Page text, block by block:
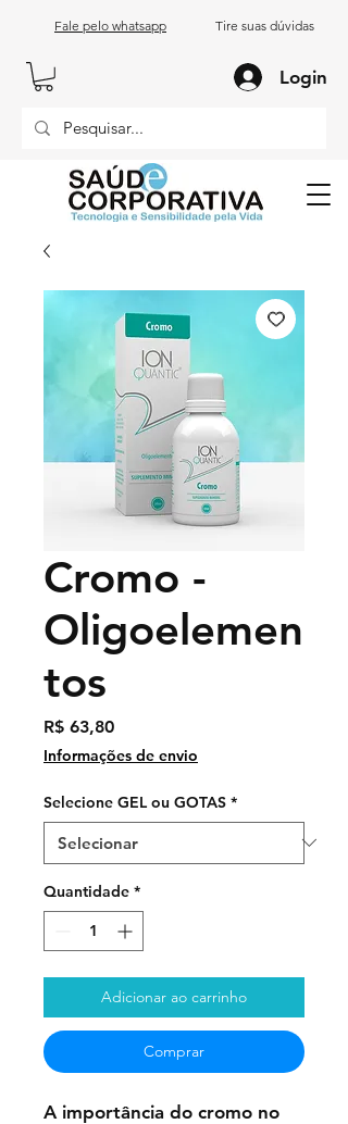
Fale pelo whatsapp Tire suas dúvidas
Login
Cromo -
Oligoelemen
tos
R$ 63,80Preço
Informações de envio
Selecione GEL ou GOTAS *
Quantidade *
Adicionar ao carrinho
Comprar
A importância do cromo no